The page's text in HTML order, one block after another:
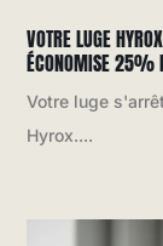
VOTRE LUGE
ÉCONOMISE 25%
Votre luge
Hyrox....